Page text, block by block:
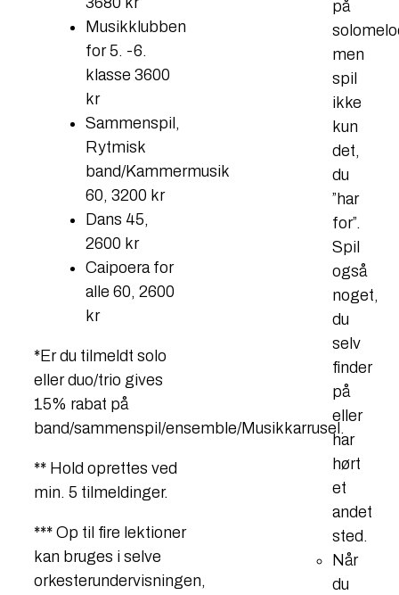
Musikklubben
for 5. -6.
klasse 3600
kr
Sammenspil,
Rytmisk
band/Kammermusik
60, 3200 kr
Dans 45,
2600 kr
Caipoera for
alle 60, 2600
kr
*Er du tilmeldt solo
eller duo/trio gives
15% rabat på
band/sammenspil/ensemble/Musikkarrusel.
** Hold oprettes ved
min. 5 tilmeldinger.
*** Op til fire lektioner
kan bruges i selve
orkesterundervisningen,
på
men
spil
ikke
kun
det,
du
”har
for”.
Spil
også
noget,
du
selv
finder
på
eller
har
hørt
et
andet
sted.
Når
du